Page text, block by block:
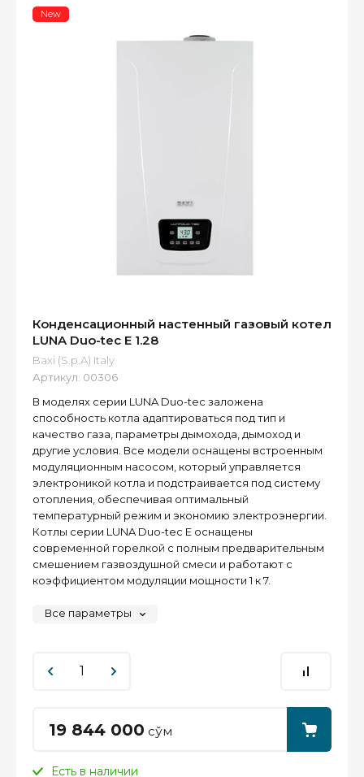
New
Конденсационный настенный газовый котел
LUNA Duo-tec E 1.28
Baxi (S.p.A) Italy
Артикул: 00306
В моделях серии LUNA Duo-tec заложена
способность котла адаптироваться под тип и
качество газа, параметры дымохода, дымоход и
другие условия. Все модели оснащены встроенным
модуляционным насосом, который управляется
электроникой котла и подстраивается под систему
отопления, обеспечивая оптимальный
температурный режим и экономию электроэнергии.
Котлы серии LUNA Duo-tec E оснащены
современной горелкой с полным предварительным
смешением газвоздушной смеси и работают с
коэффициентом модуляции мощности 1 к 7.
Все параметры
19 844 000 сўм
Есть в наличии